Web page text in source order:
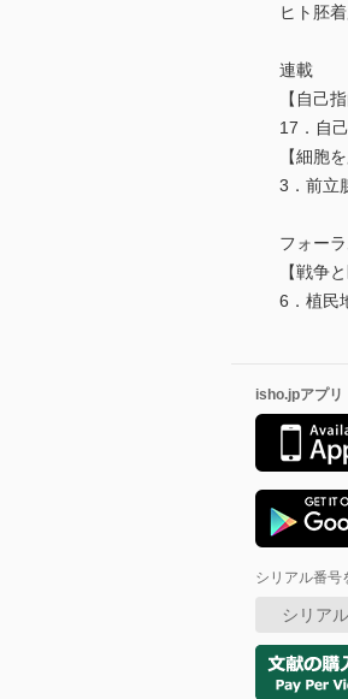
ヒト胚
連載
【自己
17．自
【細胞
3．前立
フォー
【戦争
6．植民
isho.jpアプリ
シリアル番号
シリア